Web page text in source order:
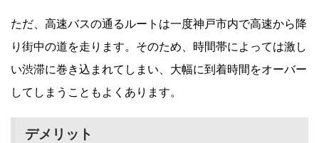
ただ、高速バスの通るルートは一度神戸市内で高速から降
り街中の道を走ります。そのため、時間帯によっては激し
い渋滞に巻き込まれてしまい、大幅に到着時間をオーバー
してしまうこともよくあります。
デメリット